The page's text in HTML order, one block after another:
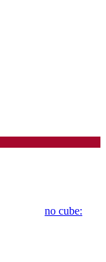
no cube: